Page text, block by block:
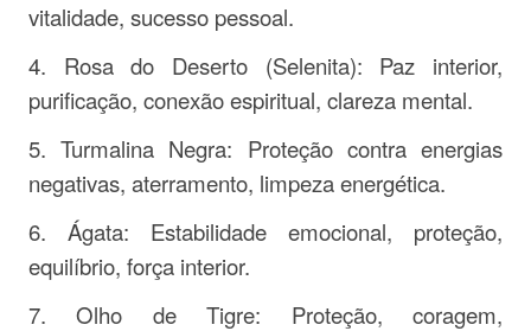
vitalidade, sucesso pessoal.
4. Rosa do Deserto (Selenita): Paz interior,
purificação, conexão espiritual, clareza mental.
5. Turmalina Negra: Proteção contra energias
negativas, aterramento, limpeza energética.
6. Ágata: Estabilidade emocional, proteção,
equilíbrio, força interior.
7. Olho de Tigre: Proteção, coragem,